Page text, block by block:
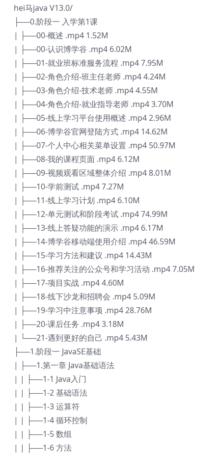
hei马java V13.0/
├──0.阶段一 入学第1课
| ├──00-概述 .mp4 1.52M
| ├──00-认识博学谷 .mp4 6.02M
| ├──01-就业班标准服务流程 .mp4 7.95M
| ├──02-角色介绍-班主任老师 .mp4 4.24M
| ├──03-角色介绍-技术老师 .mp4 4.55M
| ├──04-角色介绍-就业指导老师 .mp4 3.70M
| ├──05-线上学习平台使用概述 .mp4 2.96M
| ├──06-博学谷官网登陆方式 .mp4 14.62M
| ├──07-个人中心相关菜单设置 .mp4 50.97M
| ├──08-我的课程页面 .mp4 6.12M
| ├──09-视频观看区域整体介绍 .mp4 8.01M
| ├──10-学前测试 .mp4 7.27M
| ├──11-线上学习计划 .mp4 6.10M
| ├──12-单元测试和阶段考试 .mp4 74.99M
| ├──13-线上答疑功能的演示 .mp4 6.17M
| ├──14-博学谷移动端使用介绍 .mp4 46.59M
| ├──15-学习方法和建议 .mp4 14.43M
| ├──16-推荐关注的公众号和学习活动 .mp4 7.05M
| ├──17-项目实战 .mp4 4.60M
| ├──18-线下沙龙和招聘会 .mp4 5.09M
| ├──19-学习中注意事项 .mp4 28.76M
| ├──20-课后任务 .mp4 3.18M
| └──21-遇到更好的自己 .mp4 5.43M
├──1.阶段一 JavaSE基础
| ├──1.第一章 Java基础语法
| | ├──1-1 Java入门
| | ├──1-2 基础语法
| | ├──1-3 运算符
| | ├──1-4 循环控制
| | ├──1-5 数组
| | ├──1-6 方法